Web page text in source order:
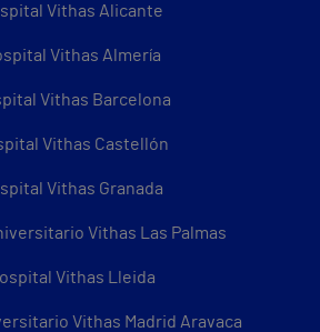
Vithas Alicante
Vithas Almería
Vithas Barcelona
Vithas Castellón
Vithas Granada
Vithas Las Palmas
Vithas Lleida
Vithas Madrid Aravaca